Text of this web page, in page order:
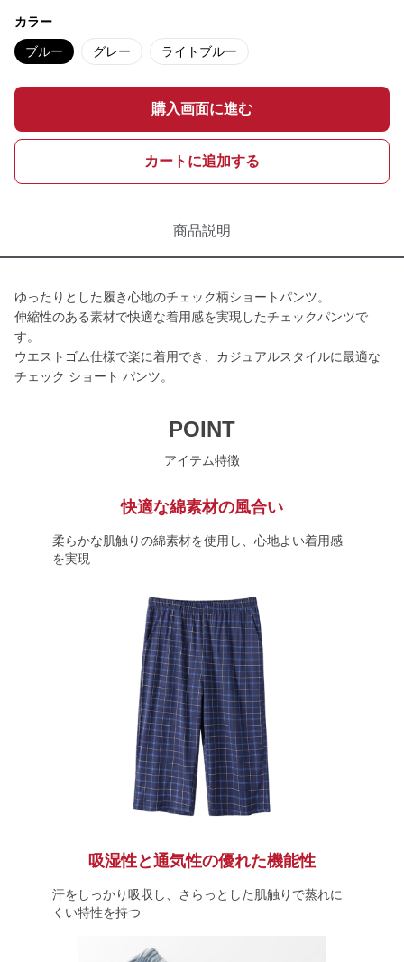
カラー
ブルー グレー ライトブルー
購入画面に進む
カートに追加する
商品説明
ゆったりとした履き心地のチェック柄ショートパンツ。
伸縮性のある素材で快適な着用感を実現したチェックパンツで
す。
ウエストゴム仕様で楽に着用でき、カジュアルスタイルに最適な
チェック ショート パンツ。
POINT
アイテム特徴
快適な綿素材の風合い
柔らかな肌触りの綿素材を使用し、心地よい着用感
を実現
吸湿性と通気性の優れた機能性
汗をしっかり吸収し、さらっとした肌触りで蒸れに
くい特性を持つ